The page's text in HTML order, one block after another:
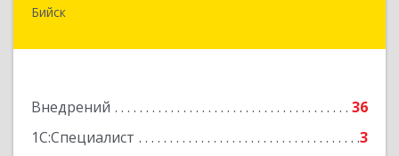
Бийск
Внедрений
36
1С:Специалист
3
659300, Алтайский край, Бийск г, Турусова ул,